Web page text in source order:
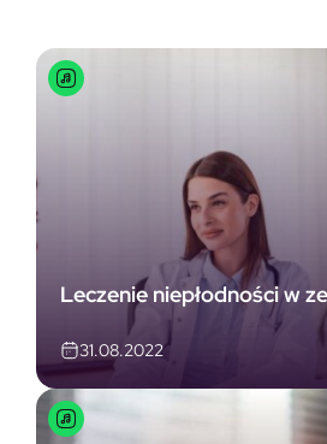
Leczenie niepłodności w
31.08.2022